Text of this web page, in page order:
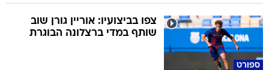
ספורט
צפו בביצועיו: אוריין גורן שוב
שותף במדי ברצלונה הבוגרת